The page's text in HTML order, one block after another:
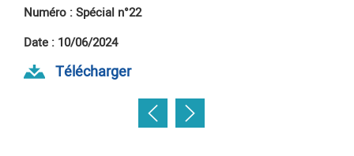
Numéro : Spécial n°22
Date : 10/06/2024
Télécharger